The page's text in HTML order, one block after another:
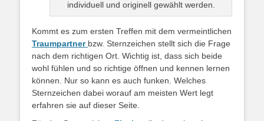
individuell und originell gewählt werden.
Kommt es zum ersten Treffen mit dem vermeintlichen
Traumpartner bzw. Sternzeichen stellt sich die Frage
nach dem richtigen Ort. Wichtig ist, dass sich beide
wohl fühlen und so richtige öffnen und kennen lernen
können. Nur so kann es auch funken. Welches
Sternzeichen dabei worauf am meisten Wert legt
erfahren sie auf dieser Seite.